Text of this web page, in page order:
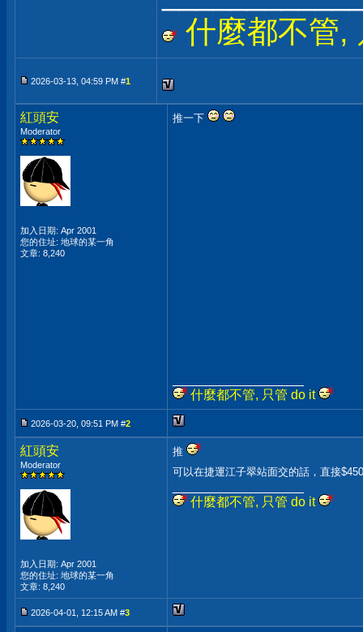
什麼都不管
2026-03-13, 04:59 PM #1
紅頭安
Moderator
加入日期: Apr 2001
您的住址: 地球的某一角
文章: 8,240
推一下
什麼都不管, 只管 do it
2026-03-20, 09:51 PM #2
紅頭安
Moderator
加入日期: Apr 2001
您的住址: 地球的某一角
文章: 8,240
推
可以在捷運江子翠站面交的話，直接
什麼都不管, 只管 do it
2026-04-01, 12:15 AM #3